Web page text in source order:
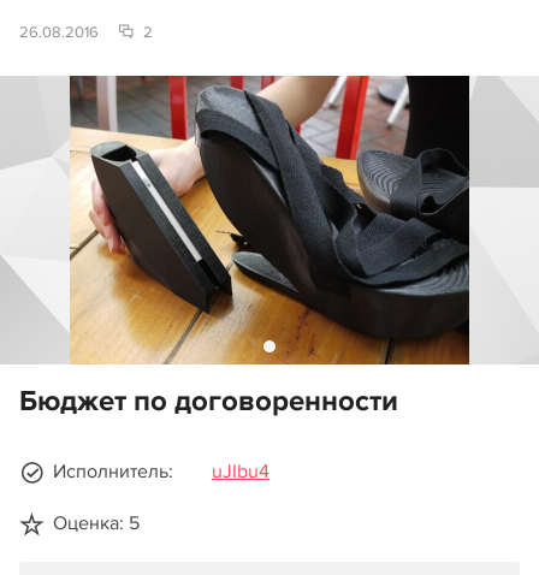
26.08.2016 2
Бюджет по договоренности
Исполнитель: uJIbu4
Оценка: 5